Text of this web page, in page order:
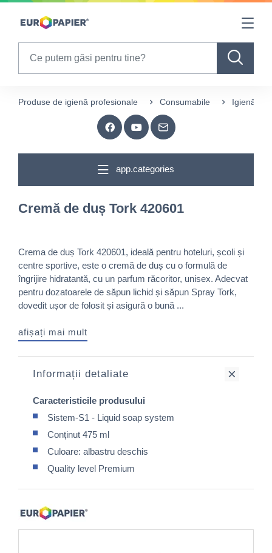
Table Of Content
Produse de igienă profesionale Consumabile Igienă
app.categories
Cremă de duș Tork 420601
Crema de duș Tork 420601, ideală pentru hoteluri, școli și
centre sportive, este o cremă de duș cu o formulă de
îngrijire hidratantă, cu un parfum răcoritor, unisex. Adecvat
pentru dozatoarele de săpun lichid și săpun Spray Tork,
dovedit ușor de folosit și asigură o bună ...
afișați mai mult
Informații detaliate
Caracteristicile produsului
Sistem-S1 - Liquid soap system
Conținut 475 ml
Culoare: albastru deschis
Quality level Premium